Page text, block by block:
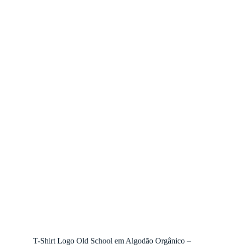
T-Shirt Logo Old School em Algodão Orgânico –